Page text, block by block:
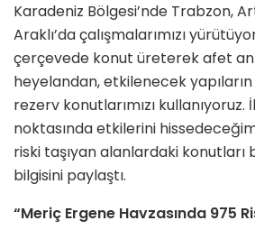
Karadeniz Bölgesi’nde Trabzon,
Araklı’da çalışmalarımızı
çerçevede konut üreterek afet
heyelandan, etkilenecek yapıların
rezerv konutlarımızı kullanıyoruz.
noktasında etkilerini
riski taşıyan alanlardaki konutları
bilgisini paylaştı.
“Meriç Ergene Havzasında 975